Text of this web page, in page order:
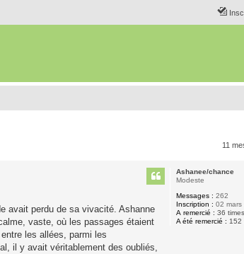
11
Ashanee/chance
Modeste
Messages : 262
Inscription : 02 mars
A remercié : 36 times
A été remercié : 152
avait perdu de sa vivacité. Ashanne
vaste, où les passages étaient
les allées, parmi les
il y avait véritablement des oubliés,